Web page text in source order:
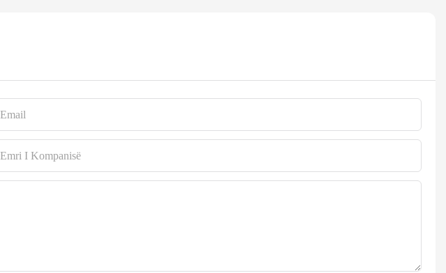
Email
Emri I Kompanisë